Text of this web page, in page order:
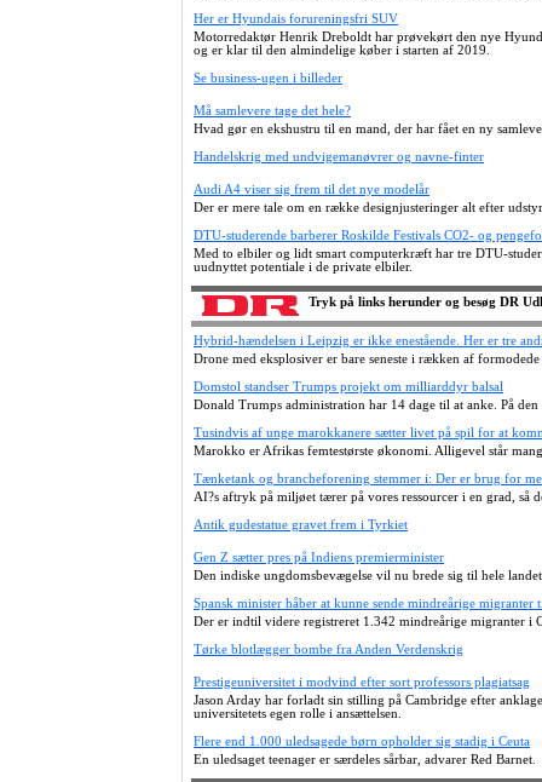
Her er Hyundais forureningsfri SUV
Motorredaktør Henrik Dreboldt har prøvekørt den nye
og er klar til den almindelige køber i starten af 2019.
Se business-ugen i billeder
Må samlevere tage det hele?
Hvad gør en ekshustru til en mand, der har fået en ny
Handelskrig med undvigemanøvrer og navne-finter
Audi A4 viser sig frem til det nye modelår
Der er mere tale om en række designjusteringer alt efter
DTU-studerende barberer Roskilde Festivals CO2- og
Med to elbiler og lidt smart computerkræft har tre DTU-
uudnyttet potentiale i de private elbiler.
Tryk på links herunder og besøg DR
Hybrid-hændelsen i Leipzig er ikke enestående. Her er tre
Drone med eksplosiver er bare seneste i rækken af
Domstol standser Trumps projekt om milliarddyr balsal
Donald Trumps administration har 14 dage til at anke. På
Tusindvis af unge marokkanere sætter livet på spil for at
Marokko er Afrikas femtestørste økonomi. Alligevel står
Tænketank og brancheforening stemmer i: Der er brug for
AI?s aftryk på miljøet tærer på vores ressourcer i en grad, så
Antik gudestatue gravet frem i Tyrkiet
Gen Z sætter pres på Indiens premierminister
Den indiske ungdomsbevægelse vil nu brede sig til hele
Spansk minister håber at kunne sende mindreårige
Der er indtil videre registreret 1.342 mindreårige migranter i
Tørke blotlægger bombe fra Anden Verdenskrig
Prestigeuniversitet i modvind efter sort professors plagiatsag
Jason Arday har forladt sin stilling på Cambridge efter
universitetets egen rolle i ansættelsen.
Flere end 1.000 uledsagede børn opholder sig stadig i Ceuta
En uledsaget teenager er særdeles sårbar, advarer Red Barnet.